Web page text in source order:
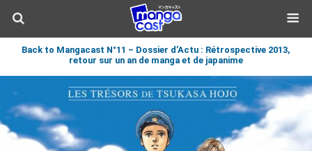
Back to Mangacast N°11 – Dossier d’Actu : Rétrospective 2013,
retour sur un an de manga et de japanime